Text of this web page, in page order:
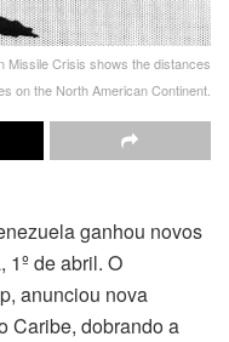
Missile Crisis shows the distances
on the North American Continent.
ganhou novos
1º de abril. O
anunciou nova
Caribe, dobrando a